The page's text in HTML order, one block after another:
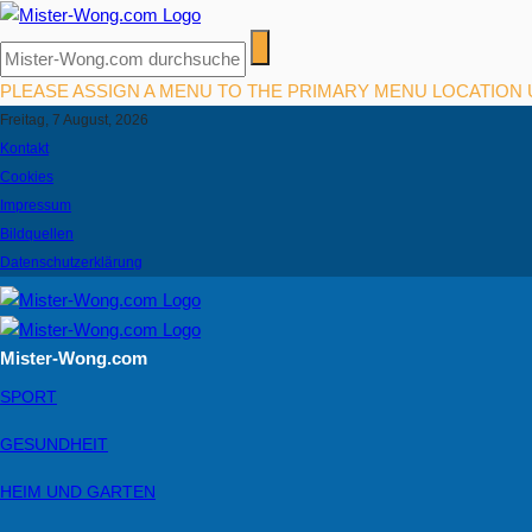
PLEASE ASSIGN A MENU TO THE PRIMARY MENU LOCATION
Freitag, 7 August, 2026
Kontakt
Cookies
Impressum
Bildquellen
Datenschutzerklärung
Mister-Wong.com
SPORT
GESUNDHEIT
HEIM UND GARTEN